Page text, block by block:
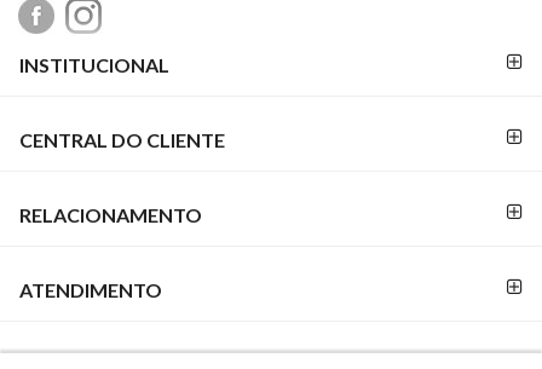
PAGAMENTO
INSTITUCIONAL
CENTRAL DO CLIENTE
RELACIONAMENTO
ATENDIMENTO